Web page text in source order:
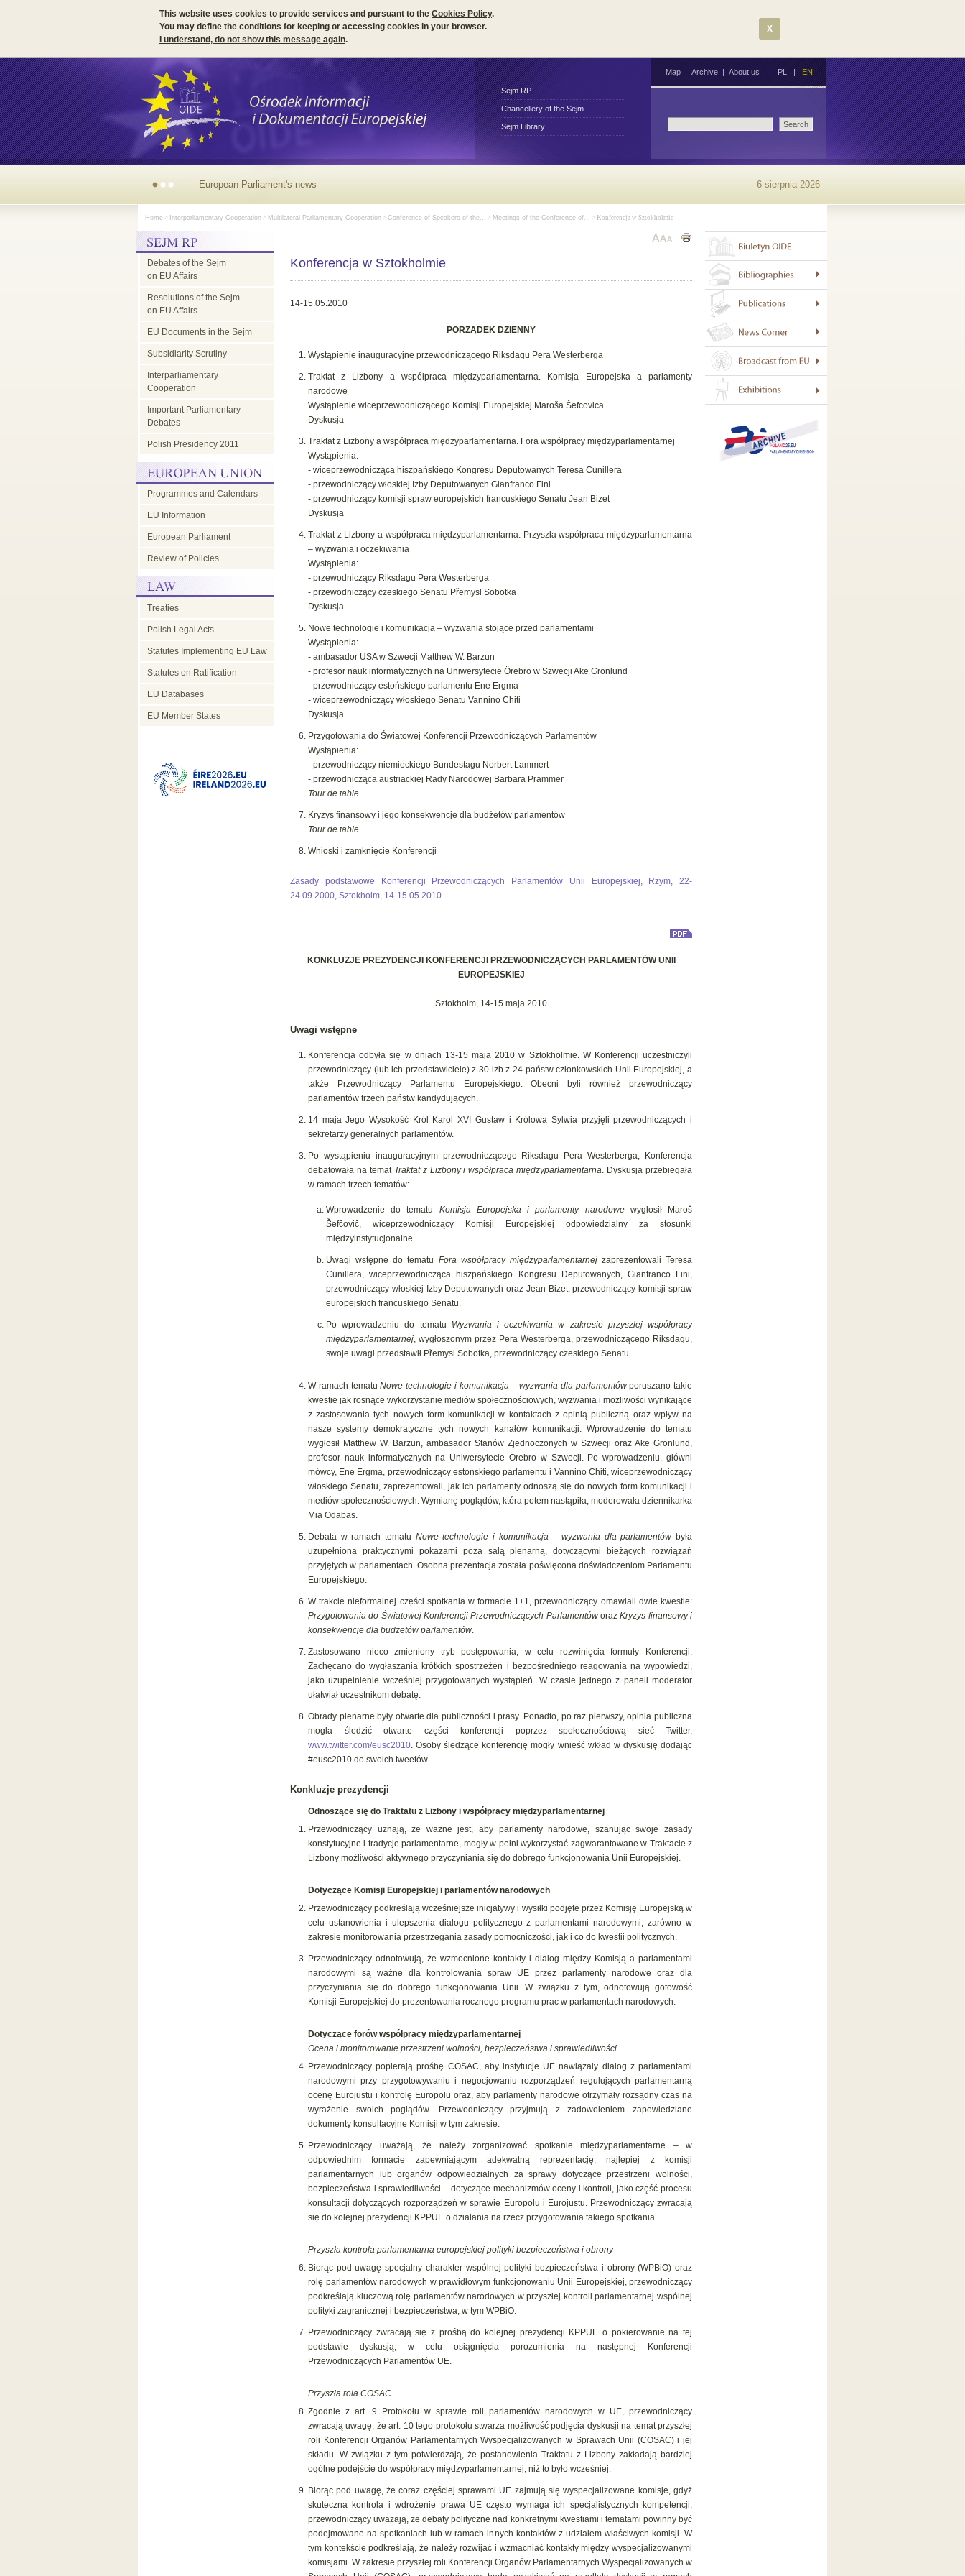
This website uses cookies to provide services and pursuant to the Cookies Policy.
You may define the conditions for keeping or accessing cookies in your browser.
I understand, do not show this message again.
X
Sejm RP
Chancellery of the Sejm
Sejm Library
Map | Archive | About us PL | EN
Irish
Presidency
of
the
Council
6 sierpnia 2026
Home > Interparliamentary Cooperation > Multilateral Parliamentary Cooperation > Conference of Speakers of the... > Meetings of the Conference of... > Konferencja w Sztokholmie
Debates of the Sejm
on EU Affairs
Resolutions of the Sejm
on EU Affairs
EU Documents in the Sejm
Subsidiarity Scrutiny
Interparliamentary
Cooperation
Important Parliamentary
Debates
Polish Presidency 2011
Programmes and Calendars
EU Information
European Parliament
Review of Policies
Treaties
Polish Legal Acts
Statutes Implementing EU Law
Statutes on Ratification
EU Databases
EU Member States
Konferencja w Sztokholmie
14-15.05.2010
PORZĄDEK DZIENNY
Wystąpienie inauguracyjne przewodniczącego Riksdagu Pera Westerberga
Traktat z Lizbony a współpraca międzyparlamentarna. Komisja Europejska a parlamenty
narodowe
Wystąpienie wiceprzewodniczącego Komisji Europejskiej Maroša Šefcovica
Dyskusja
Traktat z Lizbony a współpraca międzyparlamentarna. Fora współpracy międzyparlamentarnej
Wystąpienia:
- wiceprzewodnicząca hiszpańskiego Kongresu Deputowanych Teresa Cunillera
- przewodniczący włoskiej Izby Deputowanych Gianfranco Fini
- przewodniczący komisji spraw europejskich francuskiego Senatu Jean Bizet
Dyskusja
Traktat z Lizbony a współpraca międzyparlamentarna. Przyszła współpraca międzyparlamentarna
– wyzwania i oczekiwania
Wystąpienia:
- przewodniczący Riksdagu Pera Westerberga
- przewodniczący czeskiego Senatu Přemysl Sobotka
Dyskusja
Nowe technologie i komunikacja – wyzwania stojące przed parlamentami
Wystąpienia:
- ambasador USA w Szwecji Matthew W. Barzun
- profesor nauk informatycznych na Uniwersytecie Örebro w Szwecji Ake Grönlund
- przewodniczący estońskiego parlamentu Ene Ergma
- wiceprzewodniczący włoskiego Senatu Vannino Chiti
Dyskusja
Przygotowania do Światowej Konferencji Przewodniczących Parlamentów
Wystąpienia:
- przewodniczący niemieckiego Bundestagu Norbert Lammert
- przewodnicząca austriackiej Rady Narodowej Barbara Prammer
Tour de table
Kryzys finansowy i jego konsekwencje dla budżetów parlamentów
Tour de table
Wnioski i zamknięcie Konferencji
Zasady podstawowe Konferencji Przewodniczących Parlamentów Unii Europejskiej, Rzym, 22-
24.09.2000, Sztokholm, 14-15.05.2010
KONKLUZJE PREZYDENCJI KONFERENCJI PRZEWODNICZĄCYCH PARLAMENTÓW UNII
EUROPEJSKIEJ
Sztokholm, 14-15 maja 2010
Uwagi wstępne
Konferencja odbyła się w dniach 13-15 maja 2010 w Sztokholmie. W Konferencji uczestniczyli
przewodniczący (lub ich przedstawiciele) z 30 izb z 24 państw członkowskich Unii Europejskiej, a
także Przewodniczący Parlamentu Europejskiego. Obecni byli również przewodniczący
parlamentów trzech państw kandydujących.
14 maja Jego Wysokość Król Karol XVI Gustaw i Królowa Sylwia przyjęli przewodniczących i
sekretarzy generalnych parlamentów.
Po wystąpieniu inauguracyjnym przewodniczącego Riksdagu Pera Westerberga, Konferencja
debatowała na temat Traktat z Lizbony i współpraca międzyparlamentarna. Dyskusja przebiegała
w ramach trzech tematów:
Wprowadzenie do tematu Komisja Europejska i parlamenty narodowewygłosił Maroš
Šefčovič, wiceprzewodniczący Komisji Europejskiej odpowiedzialny za stosunki
międzyinstytucjonalne.
Uwagi wstępne do tematu Fora współpracy międzyparlamentarnejzaprezentowali Teresa
Cunillera, wiceprzewodnicząca hiszpańskiego Kongresu Deputowanych, Gianfranco Fini,
przewodniczący włoskiej Izby Deputowanych oraz Jean Bizet, przewodniczący komisji spraw
europejskich francuskiego Senatu.
Po wprowadzeniu do tematu Wyzwania i oczekiwania w zakresie przyszłej współpracy
międzyparlamentarnej, wygłoszonym przez Pera Westerberga, przewodniczącego Riksdagu,
swoje uwagi przedstawił Přemysl Sobotka, przewodniczący czeskiego Senatu.
W ramach tematuNowe technologie i komunikacja – wyzwania dla parlamentówporuszano takie
kwestie jak rosnące wykorzystanie mediów społecznościowych, wyzwania i możliwości wynikające
z zastosowania tych nowych form komunikacji w kontaktach z opinią publiczną oraz wpływ na
nasze systemy demokratyczne tych nowych kanałów komunikacji. Wprowadzenie do tematu
wygłosił Matthew W. Barzun, ambasador Stanów Zjednoczonych w Szwecji oraz Ake Grönlund,
profesor nauk informatycznych na Uniwersytecie Örebro w Szwecji. Po wprowadzeniu, główni
mówcy, Ene Ergma, przewodniczący estońskiego parlamentu i Vannino Chiti, wiceprzewodniczący
włoskiego Senatu, zaprezentowali, jak ich parlamenty odnoszą się do nowych form komunikacji i
mediów społecznościowych. Wymianę poglądów, która potem nastąpiła, moderowała dziennikarka
Mia Odabas.
Debata w ramach tematu Nowe technologie i komunikacja – wyzwania dla parlamentówbyła
uzupełniona praktycznymi pokazami poza salą plenarną, dotyczącymi bieżących rozwiązań
przyjętych w parlamentach. Osobna prezentacja została poświęcona doświadczeniom Parlamentu
Europejskiego.
W trakcie nieformalnej części spotkania w formacie 1+1, przewodniczący omawiali dwie kwestie:
Przygotowania do Światowej Konferencji Przewodniczących ParlamentóworazKryzys finansowy i
konsekwencje dla budżetów parlamentów.
Zastosowano nieco zmieniony tryb postępowania, w celu rozwinięcia formuły Konferencji.
Zachęcano do wygłaszania krótkich spostrzeżeń i bezpośredniego reagowania na wypowiedzi,
jako uzupełnienie wcześniej przygotowanych wystąpień. W czasie jednego z paneli moderator
ułatwiał uczestnikom debatę.
Obrady plenarne były otwarte dla publiczności i prasy. Ponadto, po raz pierwszy, opinia publiczna
mogła śledzić otwarte części konferencji poprzez społecznościową sieć Twitter,
www.twitter.com/eusc2010. Osoby śledzące konferencję mogły wnieść wkład w dyskusję dodając
#eusc2010 do swoich tweetów.
Konkluzje prezydencji
Odnoszące się do Traktatu z Lizbony i współpracy międzyparlamentarnej
Przewodniczący uznają, że ważne jest, aby parlamenty narodowe, szanując swoje zasady
konstytucyjne i tradycje parlamentarne, mogły w pełni wykorzystać zagwarantowane w Traktacie z
Lizbony możliwości aktywnego przyczyniania się do dobrego funkcjonowania Unii Europejskiej.
Dotyczące Komisji Europejskiej i parlamentów narodowych
Przewodniczący podkreślają wcześniejsze inicjatywy i wysiłki podjęte przez Komisję Europejską w
celu ustanowienia i ulepszenia dialogu politycznego z parlamentami narodowymi, zarówno w
zakresie monitorowania przestrzegania zasady pomocniczości, jak i co do kwestii politycznych.
Przewodniczący odnotowują, że wzmocnione kontakty i dialog między Komisją a parlamentami
narodowymi są ważne dla kontrolowania spraw UE przez parlamenty narodowe oraz dla
przyczyniania się do dobrego funkcjonowania Unii. W związku z tym, odnotowują gotowość
Komisji Europejskiej do prezentowania rocznego programu prac w parlamentach narodowych.
Dotyczące forów współpracy międzyparlamentarnej
Ocena i monitorowanie przestrzeni wolności, bezpieczeństwa i sprawiedliwości
Przewodniczący popierają prośbę COSAC, aby instytucje UE nawiązały dialog z parlamentami
narodowymi przy przygotowywaniu i negocjowaniu rozporządzeń regulujących parlamentarną
ocenę Eurojustu i kontrolę Europolu oraz, aby parlamenty narodowe otrzymały rozsądny czas na
wyrażenie swoich poglądów. Przewodniczący przyjmują z zadowoleniem zapowiedziane
dokumenty konsultacyjne Komisji w tym zakresie.
Przewodniczący uważają, że należy zorganizować spotkanie międzyparlamentarne – w
odpowiednim formacie zapewniającym adekwatną reprezentację, najlepiej z komisji
parlamentarnych lub organów odpowiedzialnych za sprawy dotyczące przestrzeni wolności,
bezpieczeństwa i sprawiedliwości – dotyczące mechanizmów oceny i kontroli, jako część procesu
konsultacji dotyczących rozporządzeń w sprawie Europolu i Eurojustu. Przewodniczący zwracają
się do kolejnej prezydencji KPPUE o działania na rzecz przygotowania takiego spotkania.
Przyszła kontrola parlamentarna europejskiej polityki bezpieczeństwa i obrony
Biorąc pod uwagę specjalny charakter wspólnej polityki bezpieczeństwa i obrony (WPBiO) oraz
rolę parlamentów narodowych w prawidłowym funkcjonowaniu Unii Europejskiej, przewodniczący
podkreślają kluczową rolę parlamentów narodowych w przyszłej kontroli parlamentarnej wspólnej
polityki zagranicznej i bezpieczeństwa, w tym WPBiO.
Przewodniczący zwracają się z prośbą do kolejnej prezydencji KPPUE o pokierowanie na tej
podstawie dyskusją, w celu osiągnięcia porozumienia na następnej Konferencji
Przewodniczących Parlamentów UE.
Przyszła rola COSAC
Zgodnie z art. 9 Protokołu w sprawie roli parlamentów narodowych w UE, przewodniczący
zwracają uwagę, że art. 10 tego protokołu stwarza możliwość podjęcia dyskusji na temat przyszłej
roli Konferencji Organów Parlamentarnych Wyspecjalizowanych w Sprawach Unii (COSAC) i jej
składu. W związku z tym potwierdzają, że postanowienia Traktatu z Lizbony zakładają bardziej
ogólne podejście do współpracy międzyparlamentarnej, niż to było wcześniej.
Biorąc pod uwagę, że coraz częściej sprawami UE zajmują się wyspecjalizowane komisje, gdyż
skuteczna kontrola i wdrożenie prawa UE często wymaga ich specjalistycznych kompetencji,
przewodniczący uważają, że debaty polityczne nad konkretnymi kwestiami i tematami powinny być
podejmowane na spotkaniach lub w ramach innych kontaktów z udziałem właściwych komisji. W
tym kontekście podkreślają, że należy rozwijać i wzmacniać kontakty między wyspecjalizowanymi
komisjami. W zakresie przyszłej roli Konferencji Organów Parlamentarnych Wyspecjalizowanych w